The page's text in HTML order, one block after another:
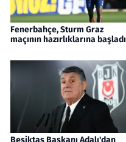
Fenerbahçe, Sturm Graz
maçının hazırlıklarına başladı